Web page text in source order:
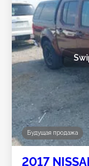
Будущая продажа
2017